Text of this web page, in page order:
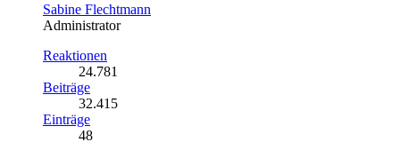
Sabine Flechtmann
Administrator
Reaktionen
24.781
Beiträge
32.415
Einträge
48